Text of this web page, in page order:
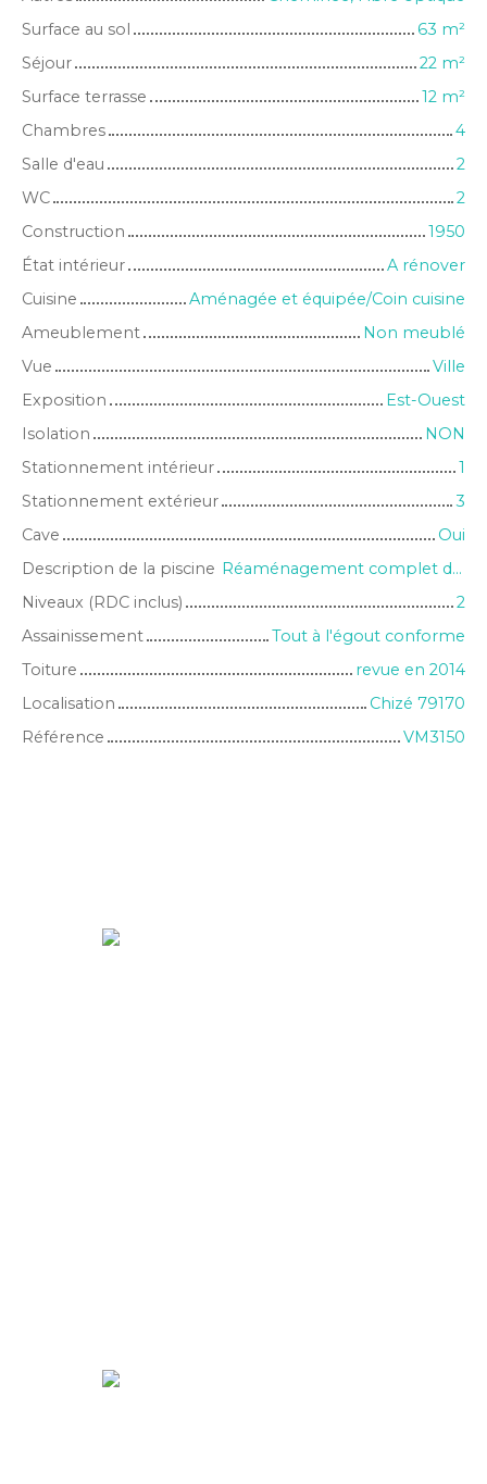
Surface au sol
63 m²
Séjour
22 m²
Surface terrasse
12 m²
Chambres
4
Salle d'eau
2
WC
2
Construction
1950
État intérieur
A rénover
Cuisine
Aménagée et équipée/Coin cuisine
Ameublement
Non meublé
Vue
Ville
Exposition
Est-Ouest
Isolation
NON
Stationnement intérieur
1
Stationnement extérieur
3
Cave
Oui
Description de la piscine
Réaménagement complet du terrain à prévoir pour une piscine
Niveaux (RDC inclus)
2
Assainissement
Tout à l'égout conforme
Toiture
revue en 2014
Localisation
Chizé 79170
Référence
VM3150